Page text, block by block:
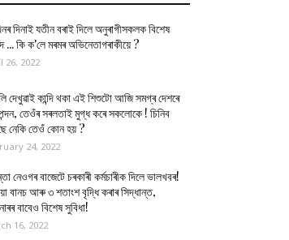
দিনাই যতীন বৰাই দিলে অনুৰাগীসকলক বিশেষ
... কি ক'লে মৰমৰ অভিনেতাগৰাকীয়ে ?
26, 2022
দেখুৱাই কান্দি থকা এই শিশুটো আজি সমগ্ৰ দেশৰে
তেওঁৰ সৰলতাই মুগ্ধ কৰে সকলোকে ! চিনিব
নেকি তেওঁ কোন হয় ?
24, 2022
নেওগৰ বাজেটে চৰকাৰী কৰ্মচাৰীক দিলে ভালখবৰ!
বানচ আৰু ৩ শতাংশ বৃদ্ধি কৰাৰ সিদ্ধান্ত,
বাবেও বিশেষ সুবিধা!
16, 2022